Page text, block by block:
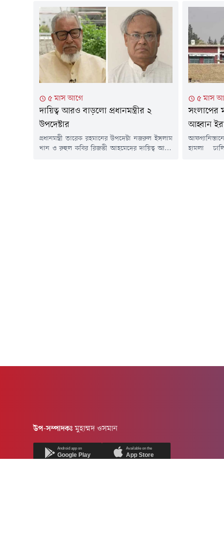
রেজাউল করিম। এক ছাত্রদল নেতা তাকে উদ্দেশ করে
বলতে থাকেন, ১৭ বছর ধরে...
তথ্য ও
(২৮
কর্মকাণ্ডের
সম্মেলনে
দেশের
৫ মাস আগে
দায়িত্ব আরও বাড়লো প্রধানমন্ত্রীর ২
উপদেষ্টার
প্রধানমন্ত্রী তারেক রহমানের উপদেষ্টা নজরুল ইসলাম
খান ও রুহুল কবির রিজভী আহমেদের দায়িত্ব আরও
৫ মাস
সংলাপের
আহ্বান
হামলা
উপ-সম্পাদকঃমুহাম্মদ ওসমান
Android app on
Google Play
Available on the
App Store